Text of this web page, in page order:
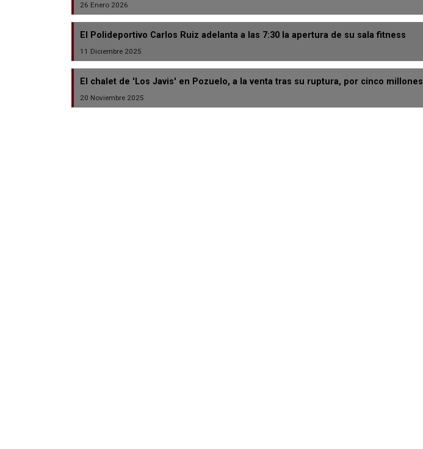
26 Enero 2026
El Polideportivo Carlos Ruiz adelanta a las 7:30 la apertura de su sala fitness
11 Diciembre 2025
El chalet de 'Los Javis' en Pozuelo, a la venta tras su ruptura, por cinco millones
20 Noviembre 2025